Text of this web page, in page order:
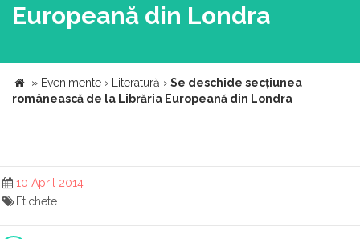
Europeană din Londra
» Evenimente › Literatură › Se deschide secțiunea
românească de la Librăria Europeană din Londra
10 April 2014
Etichete